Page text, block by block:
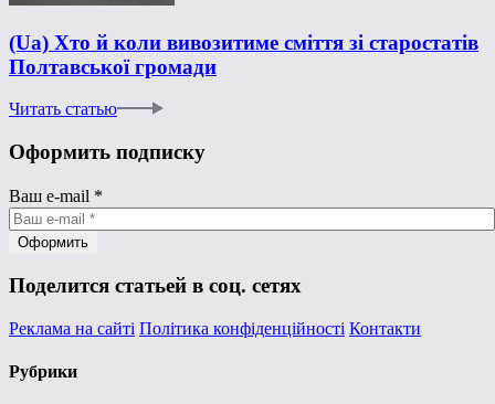
(Ua) Хто й коли вивозитиме сміття зі старостатів
Полтавської громади
Читать статью
Оформить подписку
Ваш e-mail *
Поделится статьей в соц. сетях
Реклама на сайті Політика конфіденційності Контакти
Рубрики